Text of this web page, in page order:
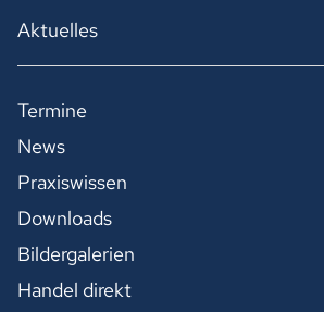
Aktuelles
Termine
News
Praxiswissen
Downloads
Bildergalerien
Handel direkt